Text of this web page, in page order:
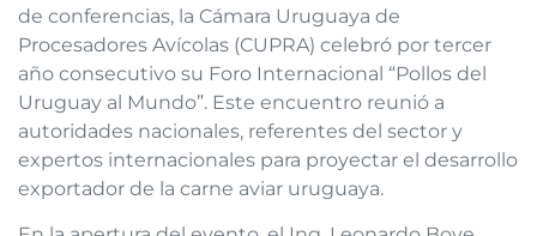
de conferencias, la Cámara Uruguaya de
Procesadores Avícolas (CUPRA) celebró por tercer
año consecutivo su Foro Internacional “Pollos del
Uruguay al Mundo”. Este encuentro reunió a
autoridades nacionales, referentes del sector y
expertos internacionales para proyectar el desarrollo
exportador de la carne aviar uruguaya.